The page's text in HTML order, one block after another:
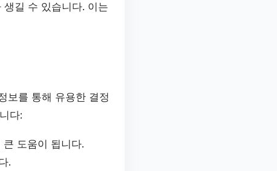
길 수 있습니다. 이는
보를 통해 유용한 결정
다:
도움이 됩니다.
.